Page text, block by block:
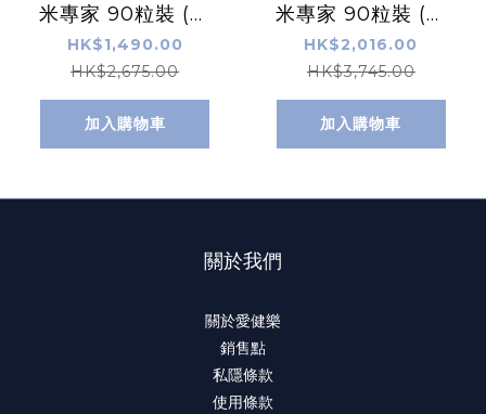
米專家 90粒裝 (買
5盒送24粒)
HK$1,490.00
HK$2,675.00
加入購物車
米專家 90粒裝 (買
7盒送24粒)
HK$2,016.00
HK$3,745.00
加入購物車
關於我們
關於愛健樂
銷售點
私隱條款
使用條款